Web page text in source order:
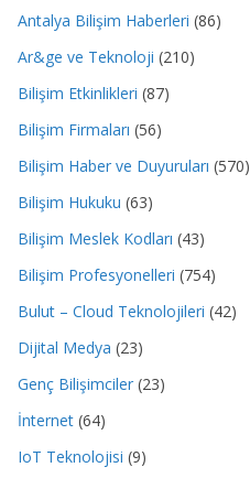
Antalya Bilişim Haberleri (86)
Ar&ge ve Teknoloji (210)
Bilişim Etkinlikleri (87)
Bilişim Firmaları (56)
Bilişim Haber ve Duyuruları (570)
Bilişim Hukuku (63)
Bilişim Meslek Kodları (43)
Bilişim Profesyonelleri (754)
Bulut – Cloud Teknolojileri (42)
Dijital Medya (23)
Genç Bilişimciler (23)
İnternet (64)
IoT Teknolojisi (9)